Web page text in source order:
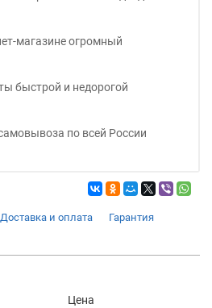
магазине огромный
быстрой и недорогой
по всей России
Доставка и оплата Гарантия
Цена